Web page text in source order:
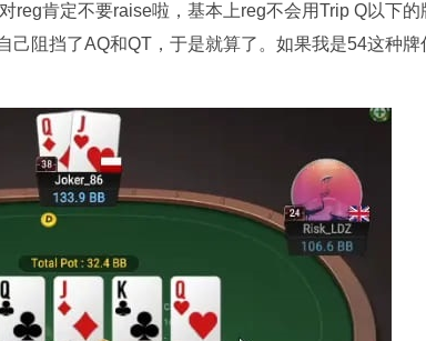
reg肯定不要raise啦，基本上reg不会用Trip Q以下的
己阻挡了AQ和QT，于是就算了。如果我是54这种